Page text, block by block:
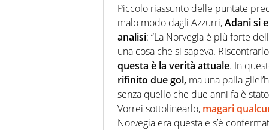
Piccolo riassunto delle puntate
malo modo dagli Azzurri,Adani si
analisi: “La Norvegia è più forte
una cosa che si sapeva.
questa è la verità attuale. In
rifinito due gol, ma una palla
senza quello che due anni fa è
Vorrei sottolinearlo, magari
Norvegia era questa e s’è